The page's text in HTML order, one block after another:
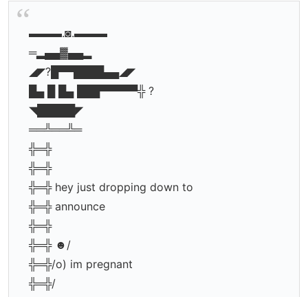
▬▬▬.◙.▬▬▬
═▂▄▄▓▄▄▂
◢◤?█▀▀████▄▄◢◤
█▄ █ █▄ ███▀▀▀▀▀╬ ?
◥█████◤
══╩══╩═
╬═╬
╬═╬
╬═╬ hey just dropping down to
╬═╬ announce
╬═╬
╬═╬ ☻/
╬═╬/o) im pregnant
╬═╬/